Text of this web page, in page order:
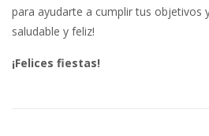
para ayudarte a cumplir tus objetivos
saludable y feliz!
¡Felices fiestas!